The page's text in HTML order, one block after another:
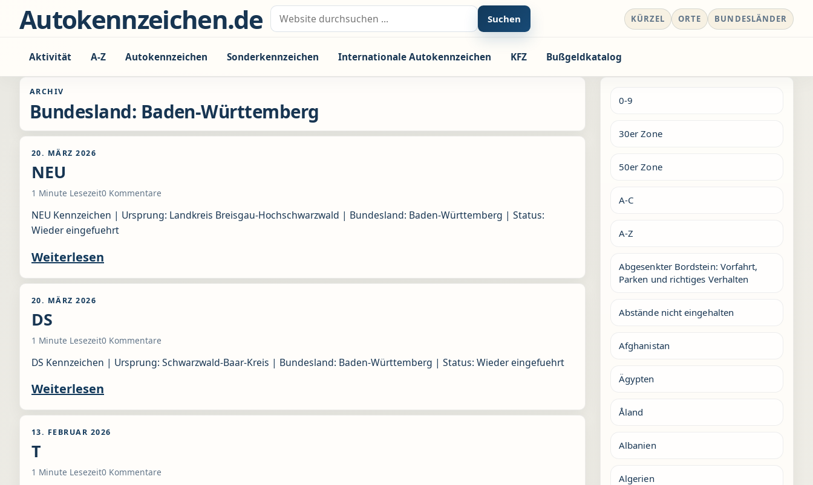
Zum Inhalt springen
Autokennzeichen.de Suche nach: Suchen KÜRZEL ORTE BUNDESLÄNDER
Aktivität A-Z Autokennzeichen Sonderkennzeichen Internationale Autokennzeichen KFZ Bußgeldkatalog
ARCHIV
Bundesland: Baden-Württemberg
20. MÄRZ 2026
NEU
1 Minute Lesezeit0 Kommentare
NEU Kennzeichen | Ursprung: Landkreis Breisgau-Hochschwarzwald | Bundesland: Baden-Württemberg | Status:
Wieder eingefuehrt
Weiterlesen
20. MÄRZ 2026
DS
1 Minute Lesezeit0 Kommentare
DS Kennzeichen | Ursprung: Schwarzwald-Baar-Kreis | Bundesland: Baden-Württemberg | Status: Wieder eingefuehrt
Weiterlesen
13. FEBRUAR 2026
T
1 Minute Lesezeit0 Kommentare
0-9
30er Zone
50er Zone
A-C
A-Z
Abgesenkter Bordstein: Vorfahrt,
Parken und richtiges Verhalten
Abstände nicht eingehalten
Afghanistan
Ägypten
Åland
Albanien
Algerien